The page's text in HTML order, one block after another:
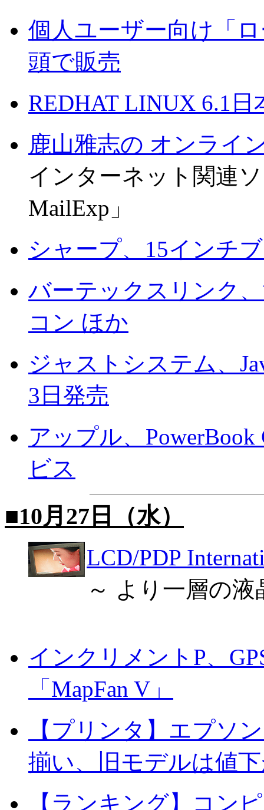
個人ユーザー向け「
頭で販売
REDHAT LINUX 6.1
鹿山雅志の オンライ
インターネット関連
MailExp」
シャープ、15インチ
バーテックスリンク
コン ほか
ジャストシステム、
3日発売
アップル、
ビス
■10月27日（水）
LCD/PDP
～ より一層の
インクリメントP、
「MapFan V」
【プリンタ】エプソ
揃い、旧モデルは値
【ランキング】コン